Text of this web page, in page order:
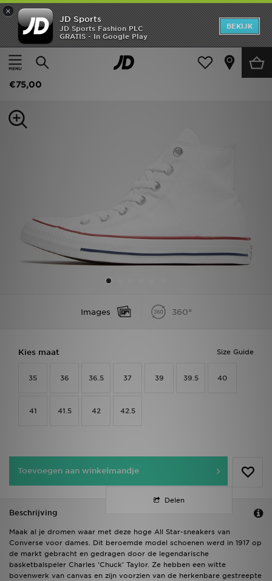
×
JD Sports
JD Sports Fashion PLC
GRATIS - In Google Play
BEKIJK
Thuis
Vrouwen Damesschoenen Sneakers
Converse All Star High Dames
€75,00
Images 360°
Size Guide
Kies maat
35 36 36.5 37 39 39.5 40
41 41.5 42 42.5
Toevoegen aan winkelmandje
Delen
Beschrijving
Maak al je dromen waar met deze hoge All Star-sneakers van
Converse voor dames. Dit beroemde model schoenen werd in 1917 op
de markt gebracht en gedragen door de legendarische
basketbalspeler Charles 'Chuck' Taylor. Ze hebben een witte
bovenwerk van canvas en zijn voorzien van de herkenbare gestreepte
New In
Heren
Collecties
OFFERS
Mijn JD
Klantenservice
Vacatures